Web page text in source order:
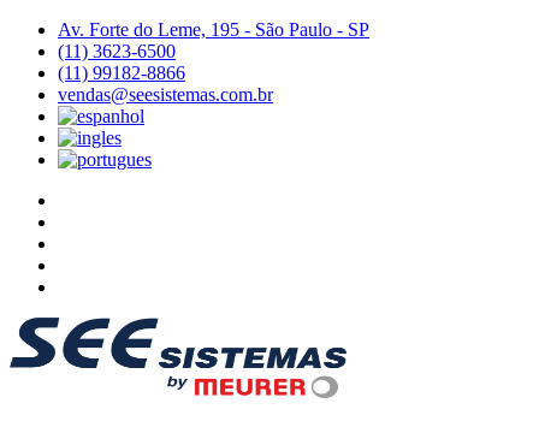
Av. Forte do Leme, 195 - São Paulo - SP
(11) 3623-6500
(11) 99182-8866
vendas@seesistemas.com.br